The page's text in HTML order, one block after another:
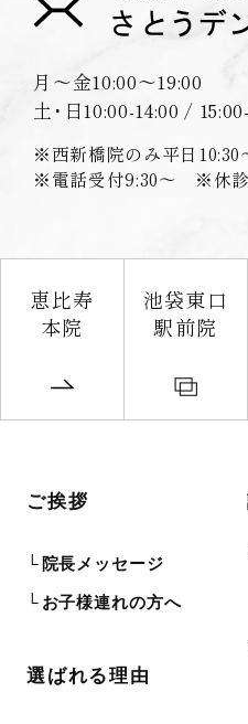
月〜金10:00〜19:00
土･日10:00-14:00 /
※西新橋院のみ平日10:30
※電話受付9:30〜 ※休診
恵比寿
本院
池袋東口
駅前院
ご挨拶
院長メッセージ
お子様連れの方へ
選ばれる理由